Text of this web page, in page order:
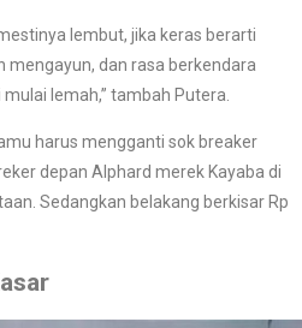
lembut, jika keras berarti
mengayun, dan rasa berkendara
lemah,” tambah Putera.
harus mengganti sok breaker
depan Alphard merek Kayaba di
Sedangkan belakang berkisar Rp